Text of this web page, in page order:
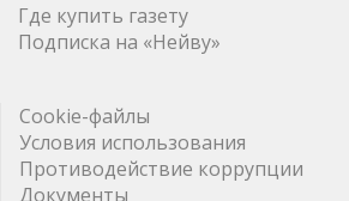
Где купить газету
Подписка на «Нейву»
Cookie-файлы
Условия использования
Противодействие коррупции
Документы